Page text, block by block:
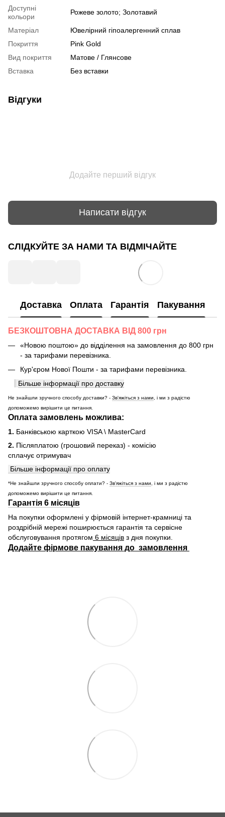
Доступні
кольори
Рожеве золото; Золотавий
Матеріал
Ювелірний гіпоалергенний сплав
Покриття
Pink Gold
Вид покриття
Матове / Глянсове
Вставка
Без вставки
Відгуки
Додайте перший відгук
Написати відгук
СЛІДКУЙТЕ ЗА НАМИ ТА ВІДМІЧАЙТЕ
Доставка Оплата Гарантія Пакування
БЕЗКОШТОВНА ДОСТАВКА ВІД 800 грн
«Новою поштою» до відділення на замовлення до 800 грн
- за тарифами перевізника.
Кур'єром Нової Пошти - за тарифами перевізника.
Більше інформації про доставку
Не знайшли зручного способу доставки? - Зв'яжіться з нами, і ми з радістю
допоможемо вирішити це питання.
Оплата замовлень можлива:
1. Банківською карткою VISA \ MasterCard
2. Післяплатою (грошовий переказ) - комісію
сплачує отримувач
Більше інформації про оплату
*Не знайшли зручного способу оплати? - Зв'яжіться з нами, і ми з радістю
допоможемо вирішити це питання.
Гарантія 6 місяців
На покупки оформлені у фірмовій інтернет-крамниці та
роздрібній мережі поширюється гарантія та сервісне
обслуговування протягом 6 місяців з дня покупки.
Додайте фірмове пакування до замовлення